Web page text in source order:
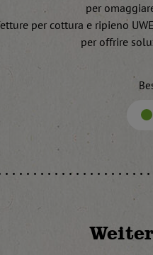
per
per cottura e ripieno
per offrire